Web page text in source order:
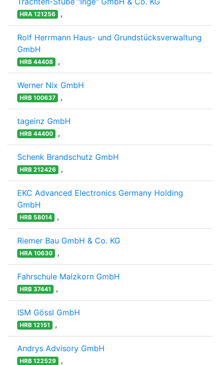
HRA 121256 ,
Rolf Herrmann Haus- und Grundstücksverwaltung
GmbH
HRB 44408 ,
Werner Nix GmbH
HRB 100637 ,
tageinz GmbH
HRB 44400 ,
Schenk Brandschutz GmbH
HRB 212426 ,
EKC Advanced Electronics Germany Holding
GmbH
HRB 58014 ,
Riemer Bau GmbH & Co. KG
HRA 10630 ,
Fahrschule Malzkorn GmbH
HRB 37441 ,
ISM Gössl GmbH
HRB 12151 ,
Andrys Advisory GmbH
HRB 122529 ,